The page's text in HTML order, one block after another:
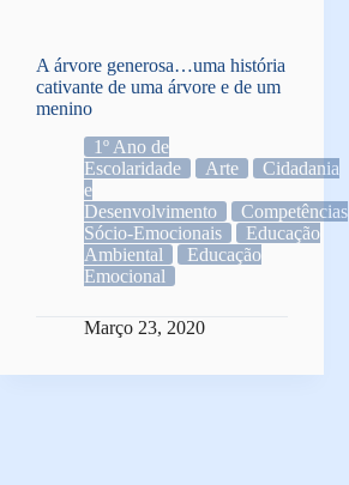
A árvore generosa…uma história
cativante de uma árvore e de um
menino
1º Ano de
Escolaridade
Arte
Cidadania
e
Desenvolvimento
Competências
Sócio-Emocionais
Educação
Ambiental
Educação
Emocional
Março 23, 2020